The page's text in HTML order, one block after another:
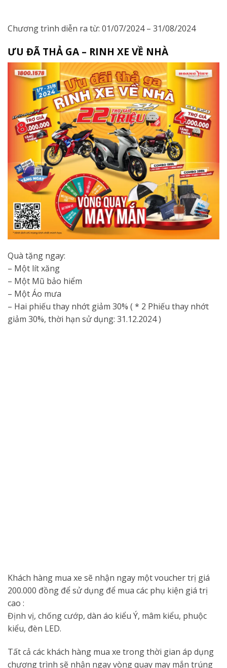
Chương trình diễn ra từ: 01/07/2024 – 31/08/2024
ƯU ĐÃ THẢ GA – RINH XE VỀ NHÀ
Quà tặng ngay:
– Một lít xăng
– Một Mũ bảo hiểm
– Một Áo mưa
– Hai phiếu thay nhớt giảm 30% ( * 2 Phiếu thay nhớt
giảm 30%, thời hạn sử dụng: 31.12.2024 )
Khách hàng mua xe sẽ nhận ngay một voucher trị giá
200.000 đồng để sử dụng để mua các phụ kiện giá trị
cao :
Định vị, chống cướp, dàn áo kiểu Ý, mâm kiểu, phuộc
kiểu, đèn LED.
Tất cả các khách hàng mua xe trong thời gian áp dụng
chương trình sẽ nhận ngay vòng quay may mắn trúng